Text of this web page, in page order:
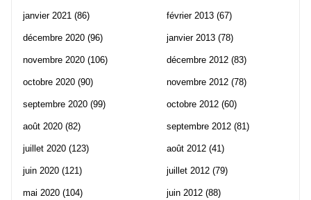
janvier 2021 (86)
décembre 2020 (96)
novembre 2020 (106)
octobre 2020 (90)
septembre 2020 (99)
août 2020 (82)
juillet 2020 (123)
juin 2020 (121)
mai 2020 (104)
février 2013 (67)
janvier 2013 (78)
décembre 2012 (83)
novembre 2012 (78)
octobre 2012 (60)
septembre 2012 (81)
août 2012 (41)
juillet 2012 (79)
juin 2012 (88)